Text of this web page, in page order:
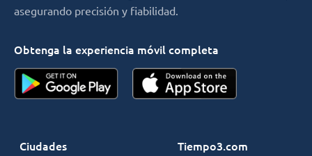
asegurando precisión y fiabilidad.
Obtenga la experiencia móvil completa
Ciudades Tiempo3.com